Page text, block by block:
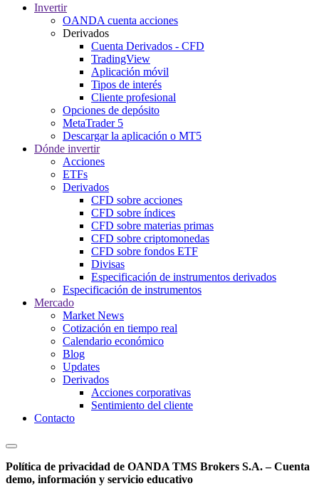
Invertir
OANDA cuenta acciones
Derivados
Cuenta Derivados - CFD
TradingView
Aplicación móvil
Tipos de interés
Cliente profesional
Opciones de depósito
MetaTrader 5
Descargar la aplicación o MT5
Dónde invertir
Acciones
ETFs
Derivados
CFD sobre acciones
CFD sobre índices
CFD sobre materias primas
CFD sobre criptomonedas
CFD sobre fondos ETF
Divisas
Especificación de instrumentos derivados
Especificación de instrumentos
Mercado
Market News
Cotización en tiempo real
Calendario económico
Blog
Updates
Derivados
Acciones corporativas
Sentimiento del cliente
Contacto
Política de privacidad de OANDA TMS Brokers S.A. – Cuenta
demo, información y servicio educativo